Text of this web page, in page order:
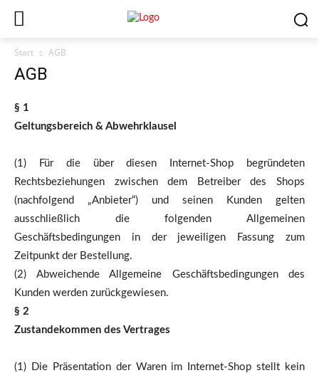
Start AGB
AGB
§ 1
Geltungsbereich & Abwehrklausel
(1) Für die über diesen Internet-Shop begründeten
Rechtsbeziehungen zwischen dem Betreiber des Shops
(nachfolgend „Anbieter“) und seinen Kunden gelten
ausschließlich die folgenden Allgemeinen
Geschäftsbedingungen in der jeweiligen Fassung zum
Zeitpunkt der Bestellung.
(2) Abweichende Allgemeine Geschäftsbedingungen des
Kunden werden zurückgewiesen.
§ 2
Zustandekommen des Vertrages
(1) Die Präsentation der Waren im Internet-Shop stellt kein